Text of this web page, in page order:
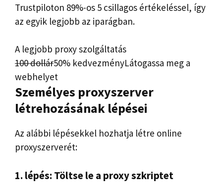
Trustpiloton 89%-os 5 csillagos értékeléssel, így
az egyik legjobb az iparágban.
A legjobb proxy szolgáltatás
100 dollár50% kedvezményLátogassa meg a
webhelyet
Személyes proxyszerver
létrehozásának lépései
Az alábbi lépésekkel hozhatja létre online
proxyszerverét:
1. lépés: Töltse le a proxy szkriptet